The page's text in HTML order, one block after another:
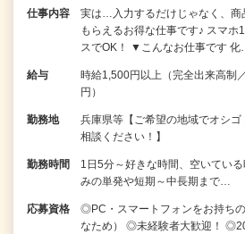
仕事内容
実は…入力するだけじゃなく、商
もらえるお得な仕事です♪ スマホ
スでOK！ ▼こんなお仕事です 化…
給与
時給1,500円以上（完全出来高制
円）
勤務地
兵庫県等【ご希望の地域でオシ
相談ください！】
勤務時間
1日5分～好きな時間、空いてい
みの単発や短期～中長期まで…
応募資格
◎PC・スマートフォンをお持ち
なため） ◎未経験者大歓迎！